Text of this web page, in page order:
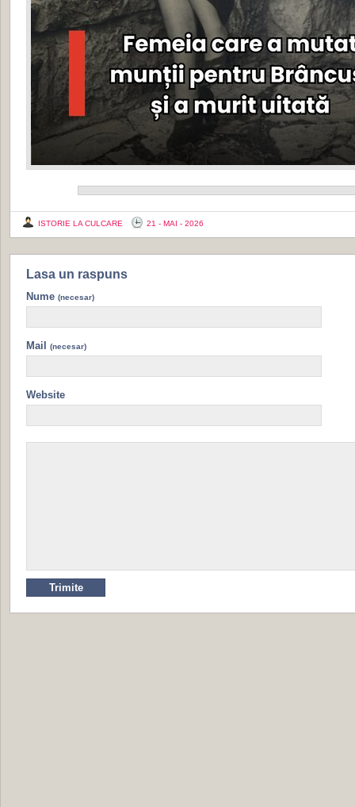
ISTORIE LA CULCARE 21 - MAI - 2026
Lasa un raspuns
Nume (necesar)
Mail (necesar)
Website